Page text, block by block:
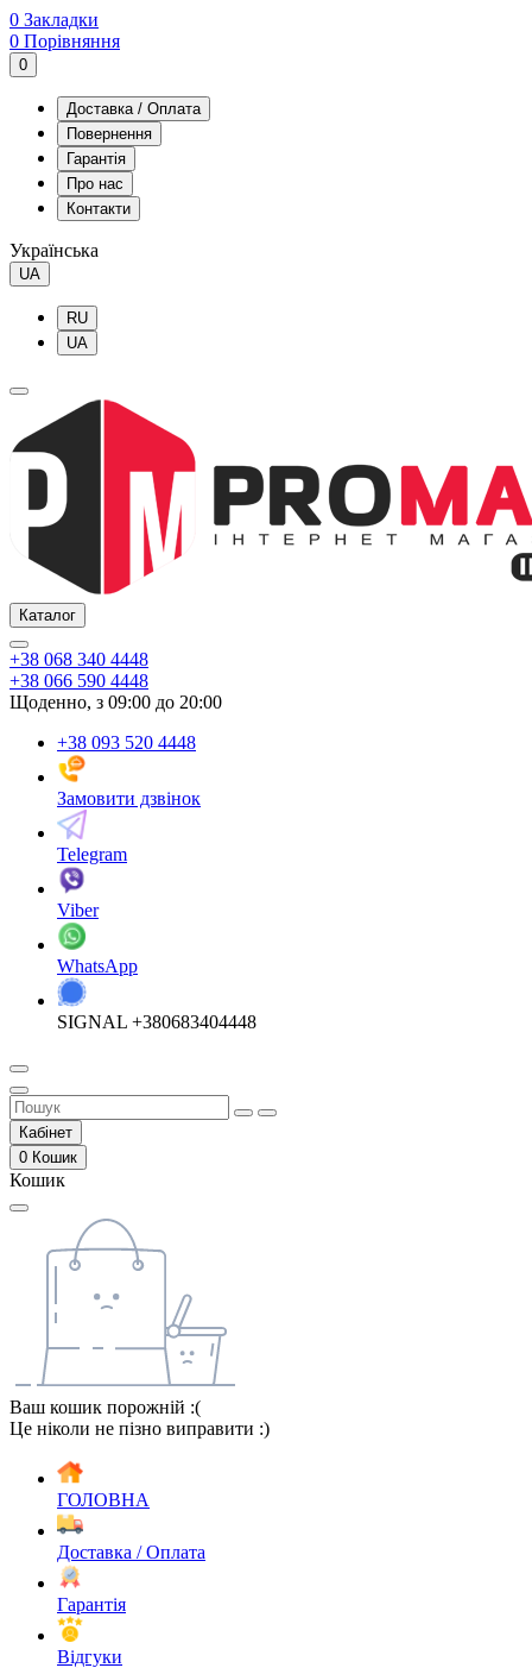
0 Закладки
0 Порівняння
0
Доставка / Оплата
Повернення
Гарантія
Про нас
Контакти
Українська
UA
RU
UA
Каталог
+38 068 340 4448
+38 066 590 4448
Щоденно, з 09:00 до 20:00
+38 093 520 4448
Замовити дзвінок
Telegram
Viber
WhatsApp
SIGNAL +380683404448
Кабінет
0 Кошик
Кошик
Ваш кошик порожній :(
Це ніколи не пізно виправити :)
ГОЛОВНА
Доставка / Оплата
Гарантія
Відгуки